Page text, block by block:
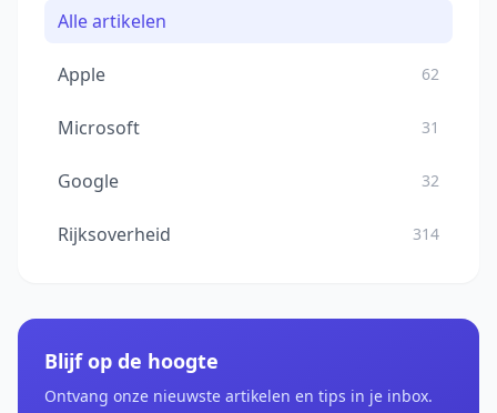
Alle artikelen
Apple 62
Microsoft 31
Google 32
Rijksoverheid 314
Blijf op de hoogte
Ontvang onze nieuwste artikelen en tips in je inbox.